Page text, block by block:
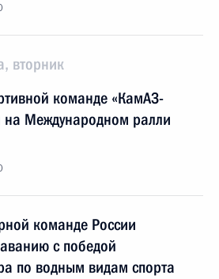
вторник
команде «КамАЗ-
на Международном ралли
команде России
с победой
по водным видам спорта